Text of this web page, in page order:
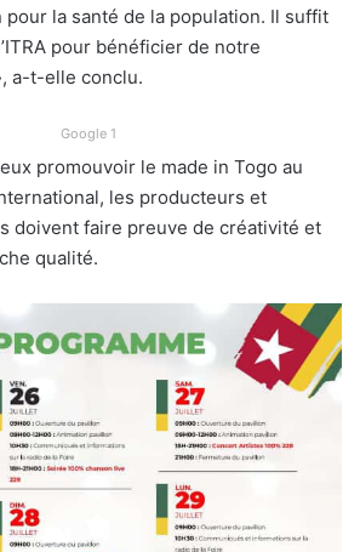
la santé de la population. Il suffit
pour bénéficier de notre
a-t-elle conclu.
Google 1
promouvoir le made in Togo au
les producteurs et
doivent faire preuve de créativité et
qualité.